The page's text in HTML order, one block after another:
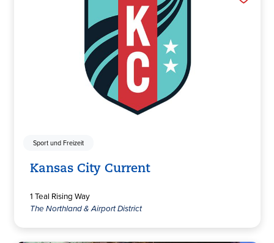
Sport und Freizeit
Kansas City Current
1 Teal Rising Way
The Northland & Airport District